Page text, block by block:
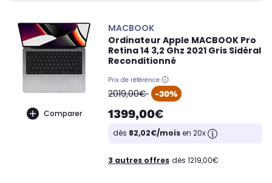
Comparer
MACBOOK
Ordinateur Apple MACBOOK Pro
Retina 14 3,2 Ghz 2021 Gris Sidéral
Reconditionné
Prix de référence
oldPrice
2019,00€ -30%
1399,00€
dès 82,02€/moisen 20x
3 autres offres dès 1219,00€